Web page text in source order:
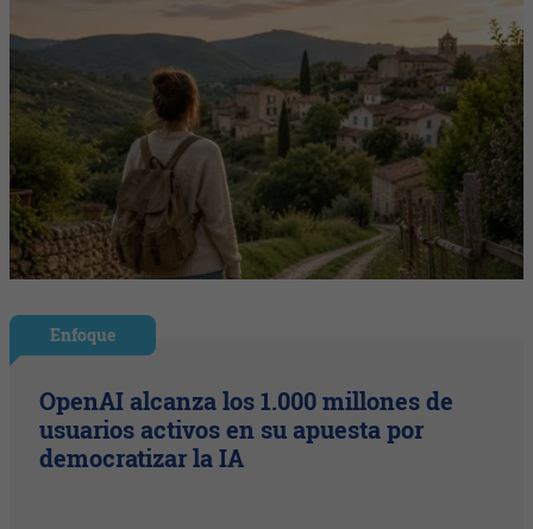
Enfoque
OpenAI alcanza los 1.000 millones de
usuarios activos en su apuesta por
democratizar la IA